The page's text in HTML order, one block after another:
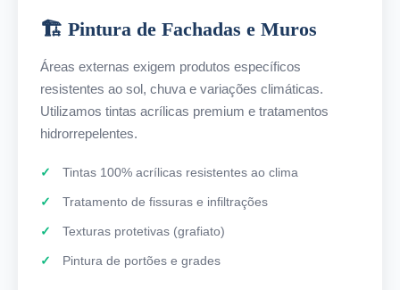
🏗️ Pintura de Fachadas e Muros
Áreas externas exigem produtos específicos
resistentes ao sol, chuva e variações climáticas.
Utilizamos tintas acrílicas premium e tratamentos
hidrorrepelentes.
Tintas 100% acrílicas resistentes ao clima
Tratamento de fissuras e infiltrações
Texturas protetivas (grafiato)
Pintura de portões e grades